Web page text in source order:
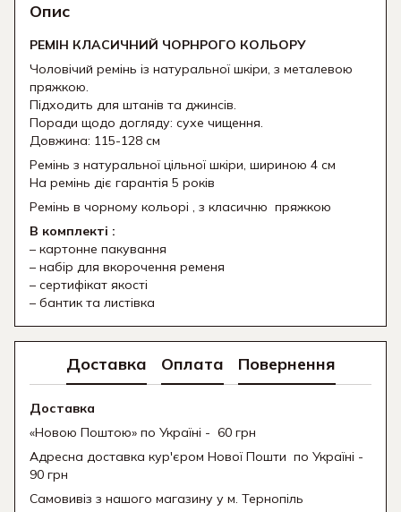
Опис
РЕМІН КЛАСИЧНИЙ ЧОРНРОГО КОЛЬОРУ
Чоловічий ремінь із натуральної шкіри, з металевою
пряжкою.
Підходить для штанів та джинсів.
Поради щодо догляду: сухе чищення.
Довжина: 115-128 см
Ремінь з натуральної цільної шкіри, шириною 4 см
На ремінь діє гарантія 5 років
Ремінь в чорному кольорі , з класичню пряжкою
В комплекті :
– картонне пакування
– набір для вкорочення ременя
– сертифікат якості
– бантик та листівка
Доставка Оплата Повернення
Доставка
«Новою Поштою» по Україні - 60 грн
Адресна доставка кур'єром Нової Пошти по Україні -
90 грн
Самовивіз з нашого магазину у м. Тернопіль